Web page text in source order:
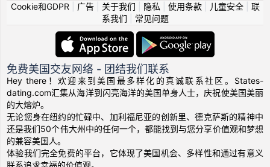
Cookie和GDPR
广告| 关于我们 隐私 使用条款| 儿童安全| 联
系我们
常见问题
免费美国交友网络 - 团结我们联系
Hey there！欢迎来到美国最多样化的真诚联系社区。States-
dating.com汇集从海洋到闪亮海洋的美国单身人士，庆祝使美国美丽
的大熔炉。
无论您身在纽约的忙碌中、加利福尼亚的创新里、德克萨斯的精神中
还是我们50个伟大州中的任何一个，都能找到与您分享价值观和梦想
的兼容美国人。
体验我们完全免费的平台，它体现了美国机会、多样性和通过有意义
联系追求幸福的价值观。